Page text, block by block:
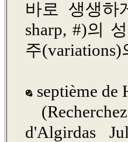
바로 생생하
sharp, #)의
주
septième de
d'Algirdas